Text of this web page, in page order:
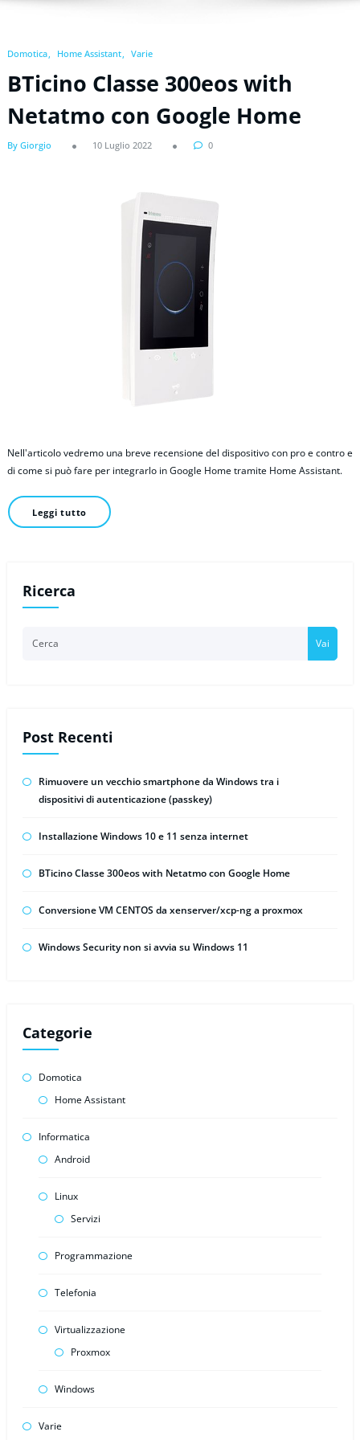
Domotica Home Assistant Varie
BTicino Classe 300eos with
Netatmo con Google Home
By Giorgio 10 Luglio 2022 0
Nell'articolo vedremo una breve recensione del dispositivo con pro e contro e
di come si può fare per integrarlo in Google Home tramite Home Assistant.
Leggi tutto
Ricerca
Vai
Post Recenti
Rimuovere un vecchio smartphone da Windows tra i
dispositivi di autenticazione (passkey)
Installazione Windows 10 e 11 senza internet
BTicino Classe 300eos with Netatmo con Google Home
Conversione VM CENTOS da xenserver/xcp-ng a proxmox
Windows Security non si avvia su Windows 11
Categorie
Domotica
Home Assistant
Informatica
Android
Linux
Servizi
Programmazione
Telefonia
Virtualizzazione
Proxmox
Windows
Varie